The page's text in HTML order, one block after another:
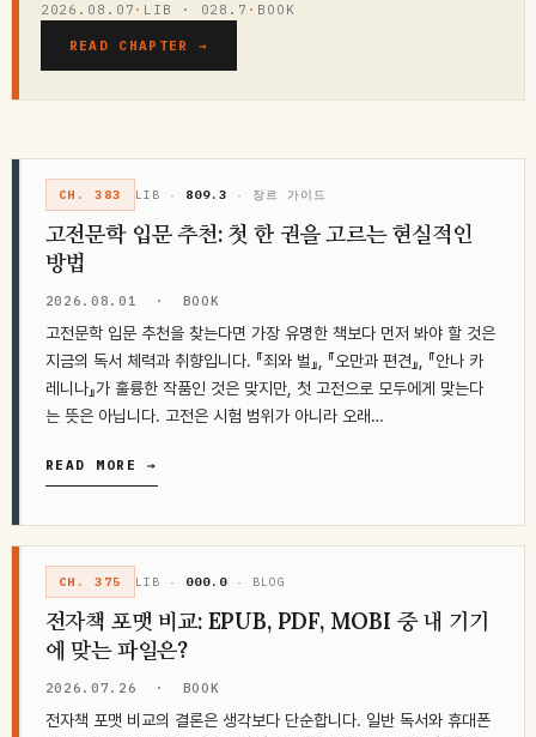
2026.08.07 · LIB · 028.7 · BOOK
READ CHAPTER →
CH. 383 LIB · 809.3 · 장르 가이드
고전문학 입문 추천: 첫 한 권을 고르는 현실적인
방법
2026.08.01 · BOOK
고전문학 입문 추천을 찾는다면 가장 유명한 책보다 먼저 봐야 할 것은
지금의 독서 체력과 취향입니다. 『죄와 벌』, 『오만과 편견』, 『안나 카
레니나』가 훌륭한 작품인 것은 맞지만, 첫 고전으로 모두에게 맞는다
는 뜻은 아닙니다. 고전은 시험 범위가 아니라 오래…
READ MORE →
CH. 375 LIB · 000.0· BLOG
전자책 포맷 비교: EPUB, PDF, MOBI 중 내 기기
에 맞는 파일은?
2026.07.26 · BOOK
전자책 포맷 비교의 결론은 생각보다 단순합니다. 일반 독서와 휴대폰